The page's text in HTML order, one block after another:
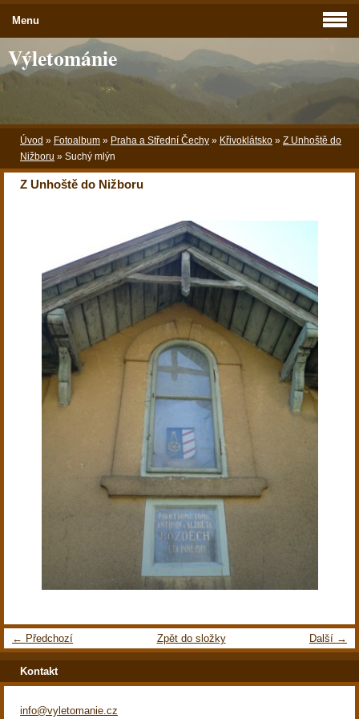
Výletománie
Úvod » Fotoalbum » Praha a Střední Čechy » Křivoklátsko » Z Unhoště do
Nižboru » Suchý mlýn
Z Unhoště do Nižboru
← Předchozí Další →
Zpět do složky
Menu
Kontakt
info@vyletomanie.cz